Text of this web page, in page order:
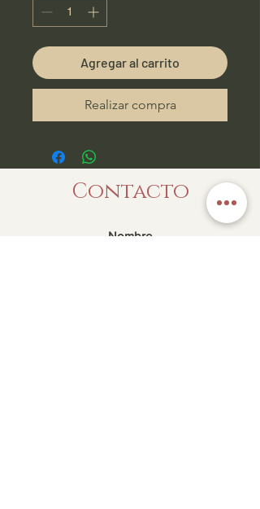
Agregar al carrito
Realizar compra
Contacto